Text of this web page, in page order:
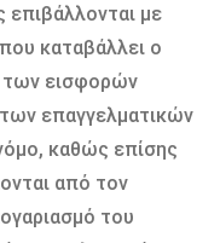
επιβάλλονται με
καταβάλλει ο
των εισφορών
επαγγελματικών
καθώς επίσης
από τον
του